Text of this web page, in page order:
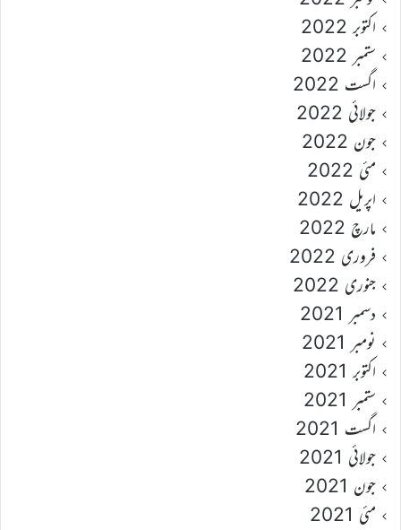
اکتوبر 2022
ستمبر 2022
اگست 2022
جولائی 2022
جون 2022
مئی 2022
اپریل 2022
مارچ 2022
فروری 2022
جنوری 2022
دسمبر 2021
نومبر 2021
اکتوبر 2021
ستمبر 2021
اگست 2021
جولائی 2021
جون 2021
مئی 2021